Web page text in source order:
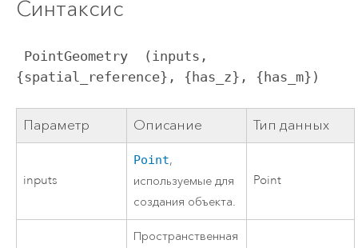
Синтаксис
{spatial_reference}, {has_z}, {has_m})
Параметр Описание Тип данных
inputs
Point,
используемые для
создания объекта.
Point
Пространственная